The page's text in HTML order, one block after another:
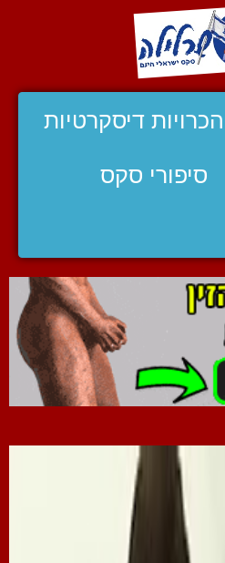
הכרויות דיסקרטיות
סיפורי סקס